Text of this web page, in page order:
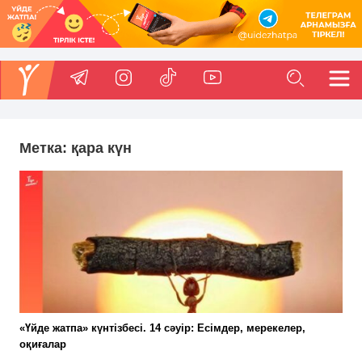
Метка: қара күн
«Үйде жатпа» күнтізбесі. 14 сәуір: Есімдер, мерекелер,
оқиғалар